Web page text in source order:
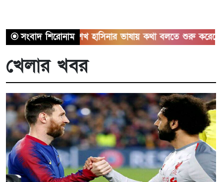
সংবাদ শিরোনাম
দল শেখ হাসিনার ভাষায় কথা বলতে শুরু করেছে: মির্জা ফখরুল
খেলার খবর